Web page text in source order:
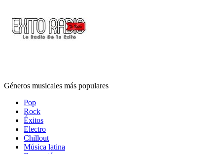
Géneros musicales más populares
Pop
Rock
Éxitos
Electro
Chillout
Música latina